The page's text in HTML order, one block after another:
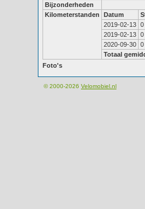
Bijzonderheden
Kilometerstanden
Datum
2019-02-13 0
2019-02-13 0
2020-09-30 0
Totaal
Foto's
© 2000-2026 Velomobiel.nl